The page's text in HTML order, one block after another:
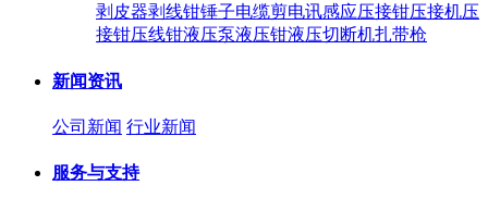
剥皮器剥线钳锤子电缆剪电讯感应压接钳压接机压
接钳压线钳液压泵液压钳液压切断机扎带枪
新闻资讯
公司新闻 行业新闻
服务与支持